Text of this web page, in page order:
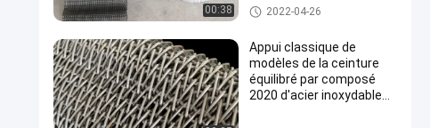
00:38
ceinture de grillage de convoye
ur
2022-04-26
Appui classique de
modèles de la ceinture
équilibré par composé
2020 d'acier inoxydable